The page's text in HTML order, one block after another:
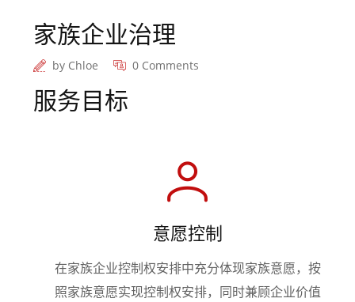
家族企业治理
by Chloe 0 Comments
服务目标
意愿控制
在家族企业控制权安排中充分体现家族意愿，按
照家族意愿实现控制权安排，同时兼顾企业价值